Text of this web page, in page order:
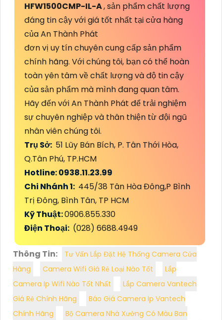
HFW1500CMP-IL-A, sản phẩm chất lượng
đáng tin cậy với giá tốt nhất tại cửa hàng
của An Thành Phát
đơn vị uy tín chuyên cung cấp sản phẩm
chính hãng. Với chúng tôi, bạn có thể hoàn
toàn yên tâm về chất lượng và độ tin cậy
của sản phẩm mà mình đang quan tâm.
Hãy đến với An Thành Phát để trải nghiệm
sự chuyên nghiệp và thân thiện từ đội ngũ
nhân viên chúng tôi.
Trụ Sở: 51 Lũy Bán Bích, P. Tân Thới Hòa,
Q.Tân Phú, TP.HCM
Hotline: 0938.11.23.99
Chi Nhánh 1: 445/38 Tân Hòa Đông,P Bình
Trị Đông, Bình Tân, TP HCM
Kỹ Thuật:0906.855.330
Điện Thoại: (028) 6688.4949
Thông Tin:
Tư Vấn Lắp Đặt Hệ Thống Camera Cửa
Hàng
Camera Wifi Giá Rẻ Loại Nào Tốt
Lắp
Camera Ip Wifi Nào Tốt Nhất
Lắp Camera Vantech
Giá Rẻ Chính Hãng
Báo Giá Camera Ip Vantech
Chính Hãng
Bộ Camera Nhà Xưởng Có Màu Ban